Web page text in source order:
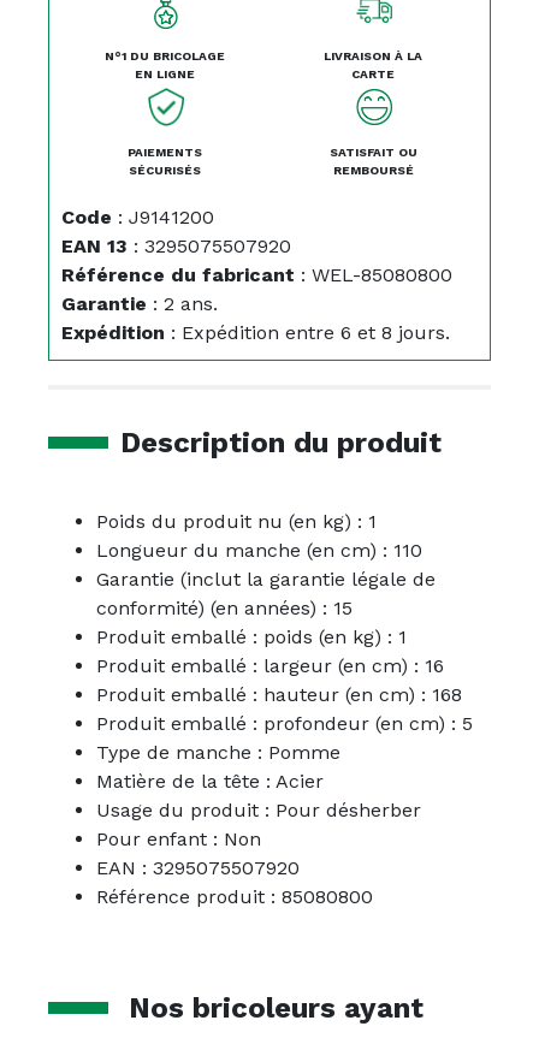
N°1 DU BRICOLAGE
EN LIGNE
LIVRAISON À LA
CARTE
PAIEMENTS
SÉCURISÉS
SATISFAIT OU
REMBOURSÉ
Code : J9141200
EAN 13 : 3295075507920
Référence du fabricant : WEL-85080800
Garantie : 2 ans.
Expédition : Expédition entre 6 et 8 jours.
Description du produit
Poids du produit nu (en kg) : 1
Longueur du manche (en cm) : 110
Garantie (inclut la garantie légale de
conformité) (en années) : 15
Produit emballé : poids (en kg) : 1
Produit emballé : largeur (en cm) : 16
Produit emballé : hauteur (en cm) : 168
Produit emballé : profondeur (en cm) : 5
Type de manche : Pomme
Matière de la tête : Acier
Usage du produit : Pour désherber
Pour enfant : Non
EAN : 3295075507920
Référence produit : 85080800
Nos bricoleurs ayant